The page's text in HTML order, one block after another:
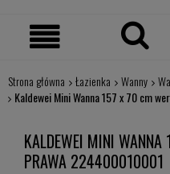
Strona główna Łazienka Wanny
Kaldewei Mini Wanna 157 x 70 cm
KALDEWEI MINI
PRAWA 224400010001